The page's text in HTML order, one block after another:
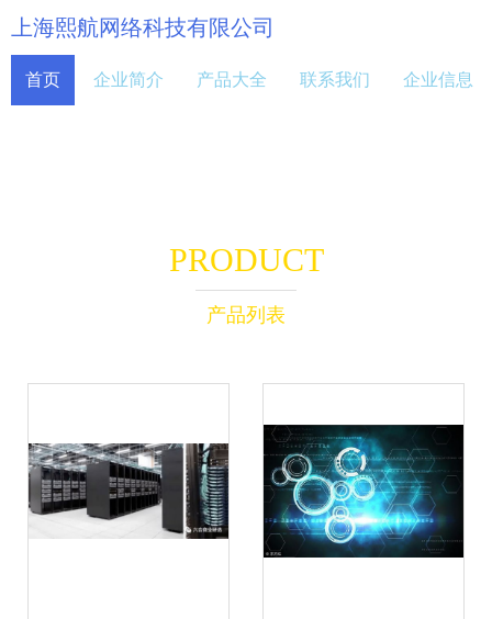
上海熙航网络科技有限公司
首页 企业简介 产品大全 联系我们 企业信息
PRODUCT
产品列表